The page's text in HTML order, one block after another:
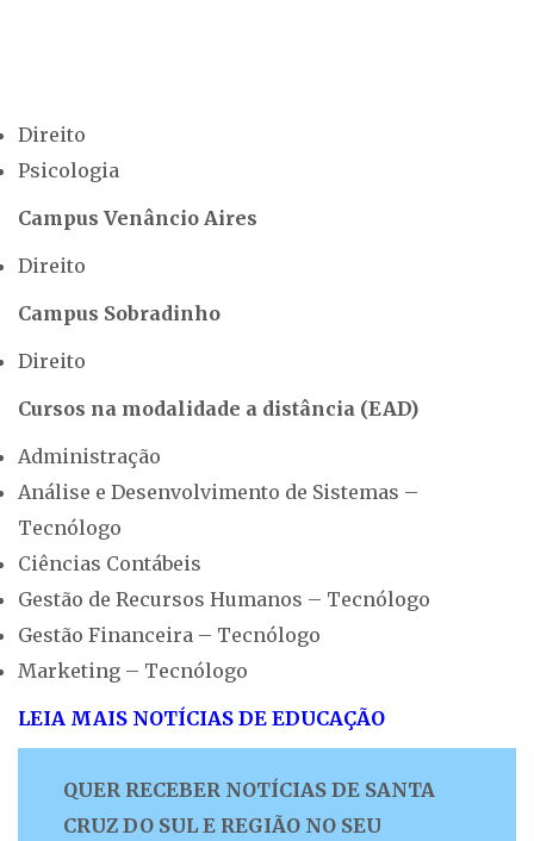
Direito
Psicologia
Campus Venâncio Aires
Direito
Campus Sobradinho
Direito
Cursos na modalidade a distância (EAD)
Administração
Análise e Desenvolvimento de Sistemas –
Tecnólogo
Ciências Contábeis
Gestão de Recursos Humanos – Tecnólogo
Gestão Financeira – Tecnólogo
Marketing – Tecnólogo
LEIA MAIS NOTÍCIAS DE EDUCAÇÃO
QUER RECEBER NOTÍCIAS DE SANTA
CRUZ DO SUL E REGIÃO NO SEU